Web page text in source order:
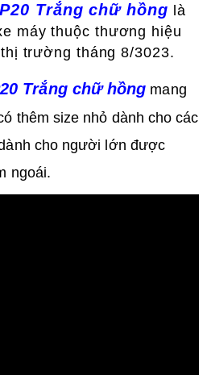
Trắng chữ hồng là
máy thuộc thương hiệu
trường tháng 8/3023.
Trắng chữ hồng mang
thêm size nhỏ dành cho các
cho người lớn được
ngoái.